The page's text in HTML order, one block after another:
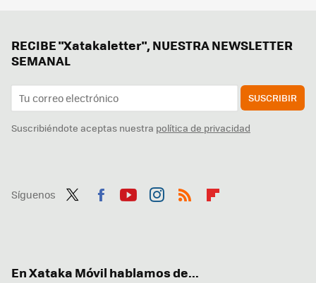
RECIBE "Xatakaletter", NUESTRA NEWSLETTER
SEMANAL
SUSCRIBIR
Suscribiéndote aceptas nuestra política de privacidad
Síguenos
En Xataka Móvil hablamos de...